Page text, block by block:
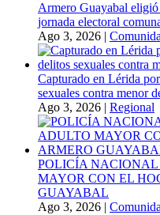
Armero Guayabal
jornada electoral
Ago 3, 2026 |
Capturado en Lérida
sexuales contra menor
Ago 3, 2026 | Regional
POLICÍA
MAYOR CON EL
GUAYABAL
Ago 3, 2026 |